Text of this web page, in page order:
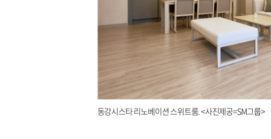
동강시스타 리노베이션 스위트룸. <사진제공=SM그룹>